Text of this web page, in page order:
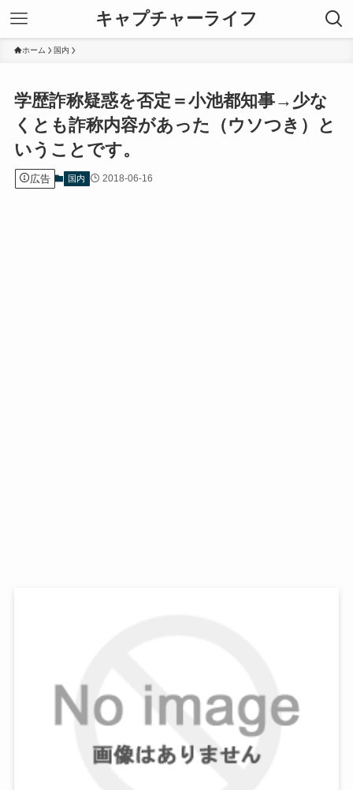
キャプチャーライフ
ホーム 国内
学歴詐称疑惑を否定＝小池都知事→少な
くとも詐称内容があった（ウソつき）と
いうことです。
広告 国内 2018-06-16